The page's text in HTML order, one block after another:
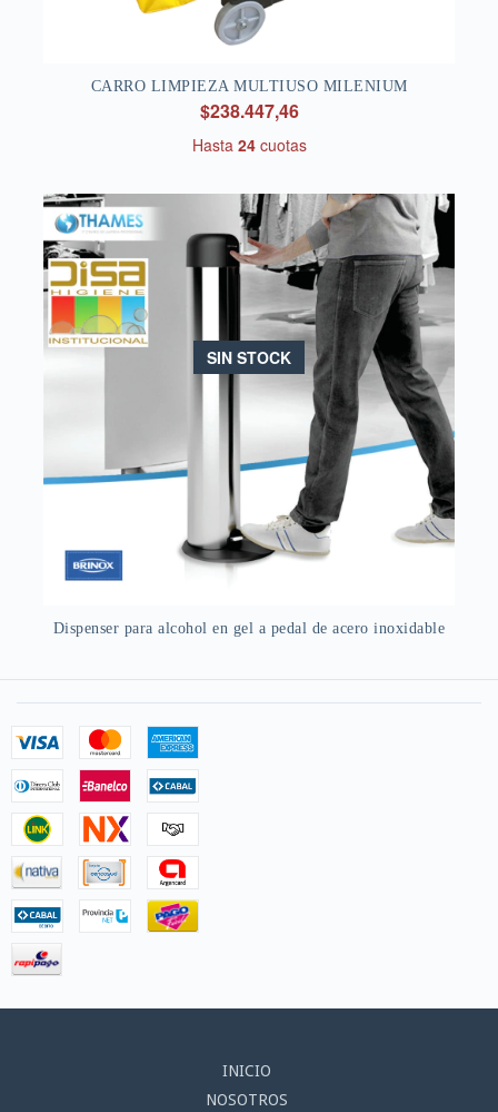
CARRO LIMPIEZA MULTIUSO MILENIUM
$238.447,46
Hasta 24cuotas
SIN STOCK
Dispenser para alcohol en gel a pedal de acero inoxidable
INICIO
NOSOTROS